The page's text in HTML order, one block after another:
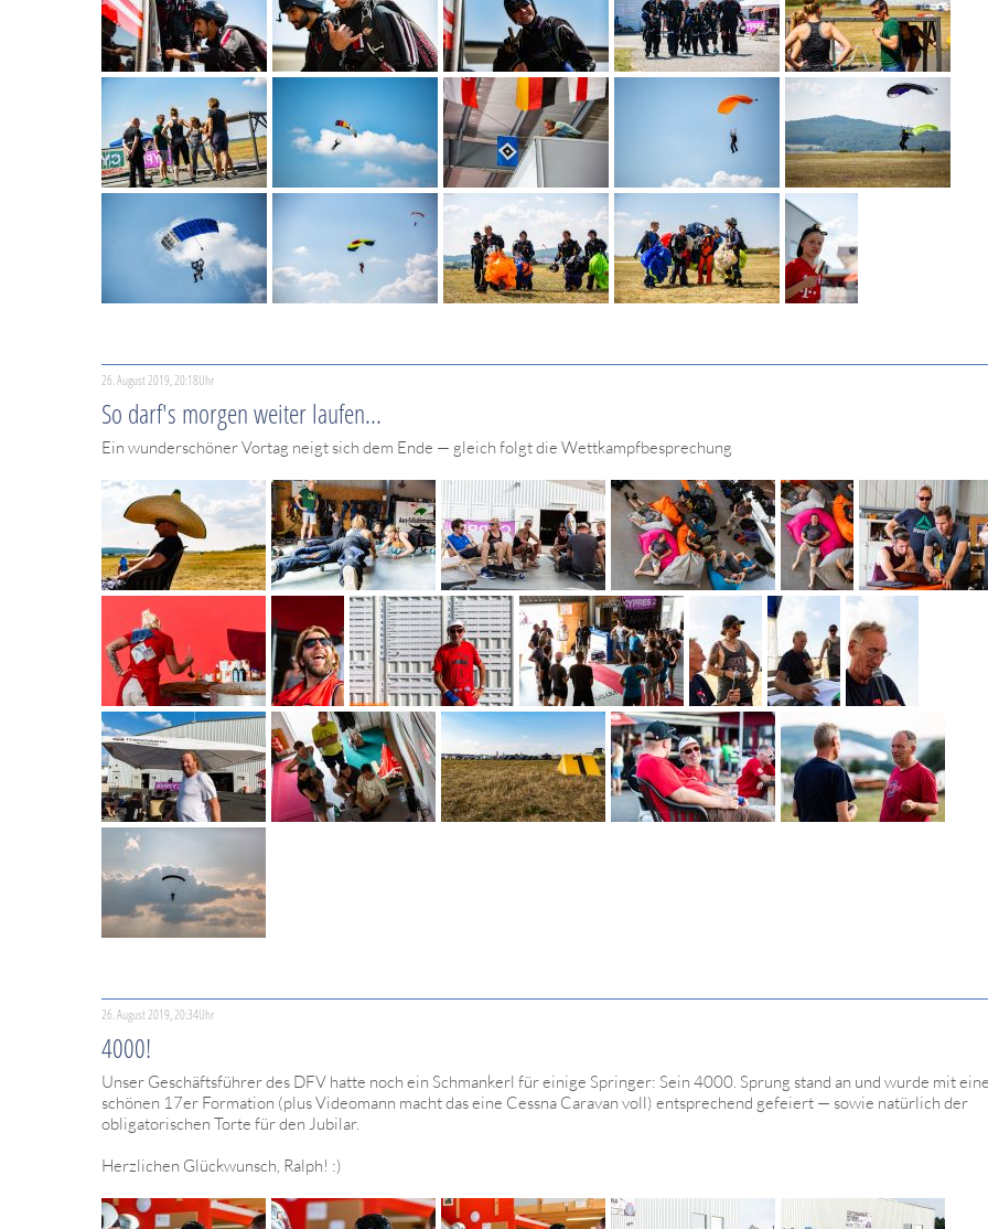
26. August 2019, 20:18Uhr
So darf's morgen weiter laufen...
Ein wunderschöner Vortag neigt sich dem Ende — gleich folgt die Wettkampfbesprechung
26. August 2019, 20:34Uhr
4000!
Unser Geschäftsführer des DFV hatte noch ein Schmankerl für einige Springer: Sein 4000. Sprung stand an und wurde mit
schönen 17er Formation (plus Videomann macht das eine Cessna Caravan voll) entsprechend gefeiert — sowie natürlich der
obligatorischen Torte für den Jubilar.
Herzlichen Glückwunsch, Ralph! :)